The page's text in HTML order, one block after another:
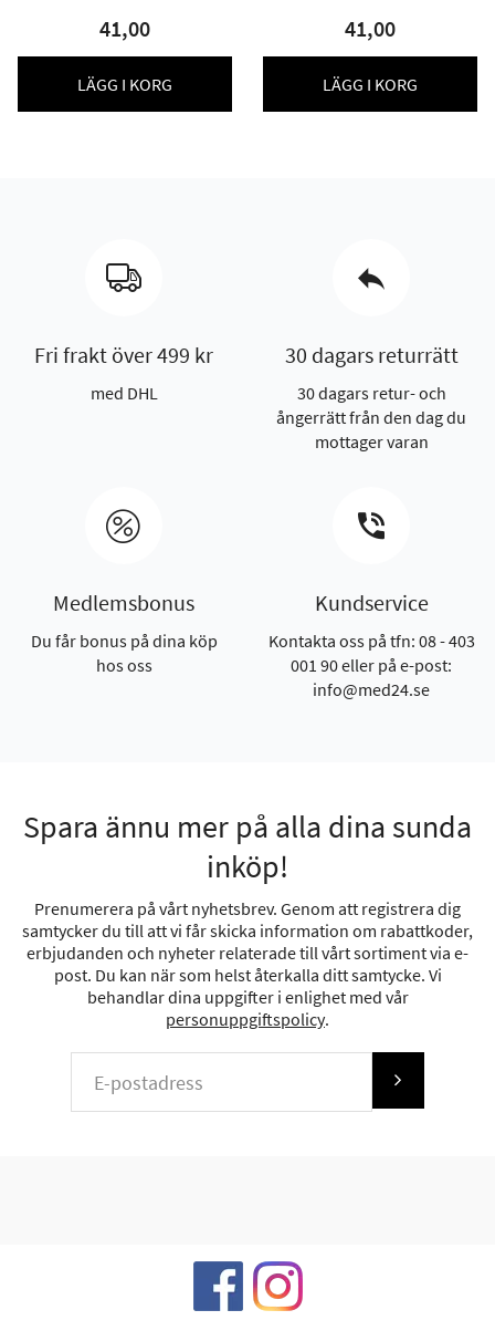
41,00
LÄGG I KORG
41,00
LÄGG I KORG
Fri frakt över 499 kr
med DHL
30 dagars returrätt
30 dagars retur- och
ångerrätt från den dag du
mottager varan
Medlemsbonus
Du får bonus på dina köp
hos oss
Kundservice
Kontakta oss på tfn: 08 - 403
001 90 eller på e-post:
info@med24.se
Spara ännu mer på alla dina sunda
inköp!
Prenumerera på vårt nyhetsbrev. Genom att registrera dig
samtycker du till att vi får skicka information om rabattkoder,
erbjudanden och nyheter relaterade till vårt sortiment via e-
post. Du kan när som helst återkalla ditt samtycke. Vi
behandlar dina uppgifter i enlighet med vår
personuppgiftspolicy.